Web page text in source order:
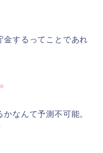
金するってことであれ
なんて予測不可能。